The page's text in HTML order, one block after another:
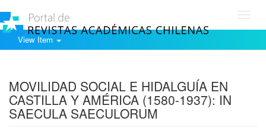
View Item
MOVILIDAD SOCIAL E HIDALGUÍA EN
CASTILLA Y AMÉRICA (1580-1937): IN
SAECULA SAECULORUM